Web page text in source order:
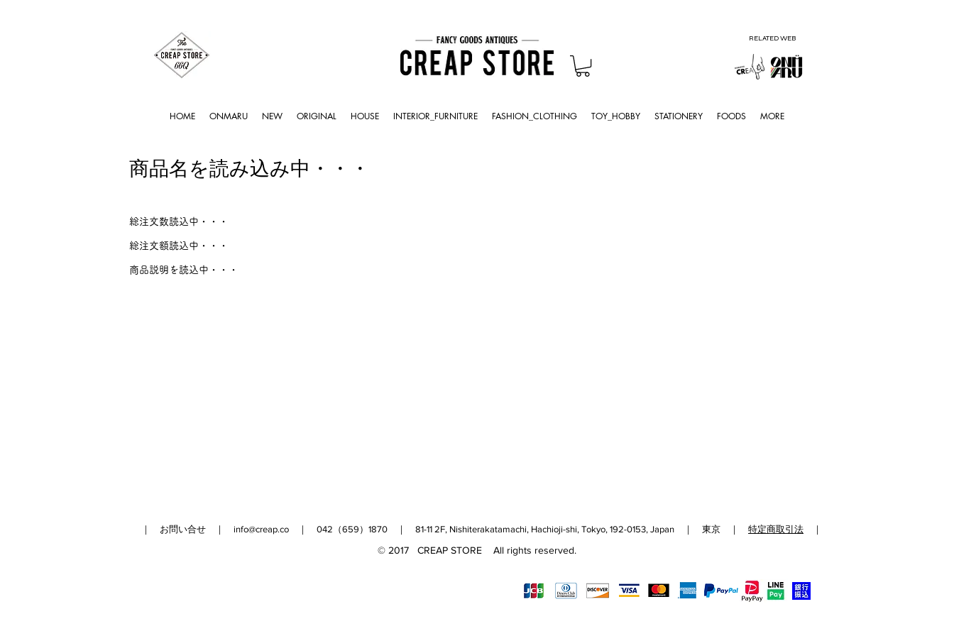
RELATED WEB
HOME ONMARU NEW ORIGINAL HOUSE INTERIOR_FURNITURE FASHION_CLOTHING TOY_HOBBY STATIONERY FOODS MORE
商品名を読み込み中・・・
総注文数読込中・・・
総注文額読込中・・・
商品説明を読込中・・・
｜ お問い合せ ｜ info@creap.co ｜ 042（659）1870 ｜ 81-11 2F, Nishiterakatamachi, Hachioji-shi, Tokyo, 192-0153, Japan ｜ 東京 ｜ 特定商取引法 ｜
© 2017 CREAP STORE All rights reserved.